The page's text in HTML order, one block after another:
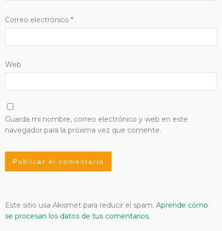
Correo electrónico *
Web
Guarda mi nombre, correo electrónico y web en este
navegador para la próxima vez que comente.
Este sitio usa Akismet para reducir el spam. Aprende cómo
se procesan los datos de tus comentarios.